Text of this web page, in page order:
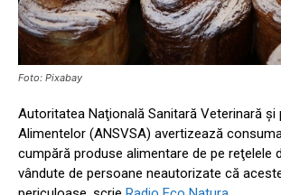
Foto: Pixabay
Autoritatea Naţională Sanitară Veterinară şi
Alimentelor (ANSVSA) avertizează
cumpără produse alimentare de pe reţelele
vândute de persoane neautorizate că